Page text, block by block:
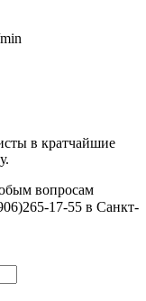
в кратчайшие
вопросам
17-55 в Санкт-